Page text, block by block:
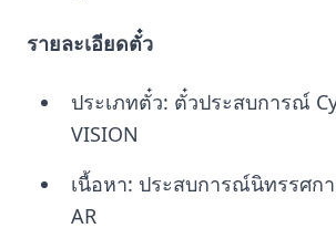
รายละเอียดตั๋ว
ประเภทตั๋ว: ตั๋วประสบการณ์
VISION
เนื้อหา: ประสบการณ์นิทรรศก
AR